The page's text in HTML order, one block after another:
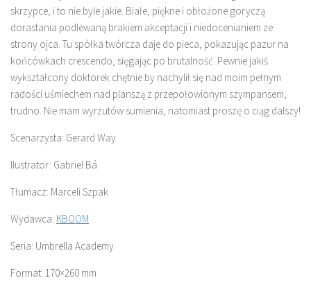
skrzypce, i to nie byle jakie. Białe, piękne i obłożone goryczą
dorastania podlewaną brakiem akceptacji i niedocenianiem ze
strony ojca. Tu spółka twórcza daje do pieca, pokazując pazur na
końcówkach crescendo, sięgając po brutalność. Pewnie jakiś
wykształcony doktorek chętnie by nachylił się nad moim pełnym
radości uśmiechem nad planszą z przepołowionym szympansem,
trudno. Nie mam wyrzutów sumienia, natomiast proszę o ciąg dalszy!
Scenarzysta: Gerard Way
Ilustrator: Gabriel Bá
Tłumacz: Marceli Szpak
Wydawca: KBOOM
Seria: Umbrella Academy
Format: 170×260 mm